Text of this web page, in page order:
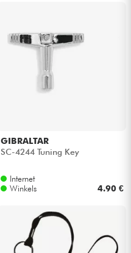
GIBRALTAR
SC-4244 Tuning Key
Internet
Winkels
4.90 €